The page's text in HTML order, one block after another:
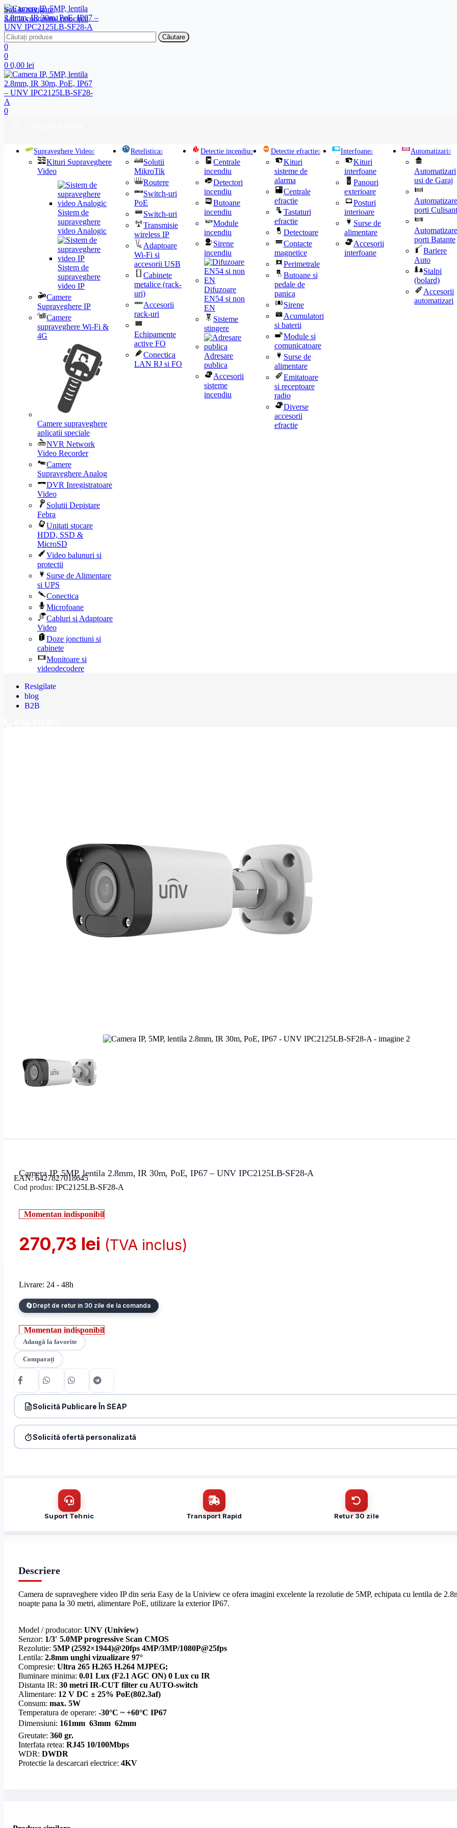
Salt la navigare
Salt la conținutul principal
Căutare
0
0
0 0,00 lei
0
Supraveghere Video
Kituri Supraveghere
Video
Sistem de
supraveghere
video Analogic
Sistem de
supraveghere
video IP
Camere
Supraveghere IP
Camere
supraveghere Wi-Fi &
4G
Camere supraveghere
aplicatii speciale
NVR Network
Video Recorder
Camere
Supraveghere Analog
DVR Inregistratoare
Video
Solutii Depistare
Febra
Unitati stocare
HDD, SSD &
MicroSD
Video balunuri si
protectii
Surse de Alimentare
si UPS
Conectica
Microfoane
Cabluri si Adaptoare
Video
Doze jonctiuni si
cabinete
Monitoare si
videodecodere
Retelistica
Solutii
MikroTik
Routere
Switch-uri
PoE
Switch-uri
Transmisie
wireless IP
Adaptoare
Wi-Fi si
accesorii USB
Cabinete
metalice (rack-
uri)
Accesorii
rack-uri
Echipamente
active FO
Conectica
LAN RJ si FO
Detectie incendiu
Centrale
incendiu
Detectori
incendiu
Butoane
incendiu
Module
incendiu
Sirene
incendiu
Difuzoare
EN54 si non
EN
Sisteme
stingere
Adresare
publica
Accesorii
sisteme
incendiu
Detectie efractie
Kituri
sisteme de
alarma
Centrale
efractie
Tastaturi
efractie
Detectoare
Contacte
magnetice
Perimetrale
Butoane si
pedale de
panica
Sirene
Acumulatori
si baterii
Module si
comunicatoare
Surse de
alimentare
Emitatoare
si receptoare
radio
Diverse
accesorii
efractie
Interfoane
Kituri
interfoane
Panouri
exterioare
Posturi
interioare
Surse de
alimentare
Accesorii
interfoane
Automatizari
Automatizari
usi de Garaj
Automatizare
porti
Automatizare
porti Batante
Bariere
Auto
Stalpi
(bolard)
Accesorii
automatizari
Resigilate
blog
B2B
Camera IP, 5MP, lentila 2.8mm, IR 30m, PoE, IP67 – UNV IPC2125LB-SF28-A
EAN:6427827018645
Cod produs: IPC2125LB-SF28-A
Momentan indisponibil
270,73 lei (TVA inclus)
Livrare: 24 - 48h
Drept de retur in 30 zile de la comanda
Momentan indisponibil
Adaugă la favorite
Comparați
Solicită Publicare În SEAP
Denumire firmă / instituție*
Email* Telefon*
Mesaj (cantitate, termen, alte detalii)
Solicită ofertă personalizată
Telefon
Suport Tehnic Transport Rapid Retur 30 zile
Descriere
Camera de supraveghere video IP din seria Easy de la Uniview ce ofera imagini excelente la rezolutie de 5MP, echipata cu lentila de
noapte pana la 30 metri, alimentare PoE, utilizare la exterior IP67.
Model / producator: UNV (Uniview)
Senzor: 1/3′ 5.0MP progressive Scan CMOS
Rezolutie: 5MP (2592×1944)@20fps 4MP/3MP/1080P@25fps
Lentila: 2.8mm unghi vizualizare 97°
Compresie: Ultra 265 H.265 H.264 MJPEG;
Iluminare minima: 0.01 Lux (F2.1 AGC ON) 0 Lux cu IR
Distanta IR: 30 metri IR-CUT filter cu AUTO-switch
Alimentare: 12 V DC ± 25% PoE(802.3af)
Consum: max. 5W
Temperatura de operare: -30°C ~ +60°C IP67
Dimensiuni: 161mm  63mm  62mm
Greutate: 360 gr.
Interfata retea: RJ45 10/100Mbps
WDR: DWDR
Protectie la descarcari electrice: 4KV